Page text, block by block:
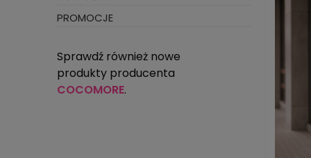
PROMOCJE
Sprawdź również nowe
produkty producenta
COCOMORE.